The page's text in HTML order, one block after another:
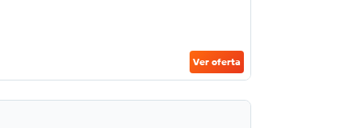
Ver oferta